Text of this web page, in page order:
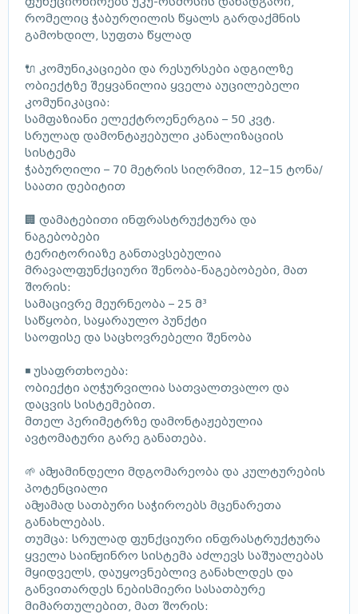
რომელიც ჭაბურღილის წყალს გარდაქმნის
გამოხდილ, სუფთა წყლად
🔌 კომუნიკაციები და რესურსები ადგილზე
ობიექტზე შეყვანილია ყველა აუცილებელი
კომუნიკაცია:
სამფაზიანი ელექტროენერგია – 50 კვტ.
სრულად დამონტაჟებული კანალიზაციის
სისტემა
ჭაბურღილი – 70 მეტრის სიღრმით, 12–15 ტონა/
საათი დებიტით
🏢 დამატებითი ინფრასტრუქტურა და
ნაგებობები
ტერიტორიაზე განთავსებულია
მრავალფუნქციური შენობა-ნაგებობები, მათ
შორის:
სამაცივრე მეურნეობა – 25 მ³
საწყობი, საყარაულო პუნქტი
საოფისე და საცხოვრებელი შენობა
◾ უსაფრთხოება:
ობიექტი აღჭურვილია სათვალთვალო და
დაცვის სისტემებით.
მთელ პერიმეტრზე დამონტაჟებულია
ავტომატური გარე განათება.
🌱 ამჟამინდელი მდგომარეობა და კულტურების
პოტენციალი
ამჟამად სათბური საჭიროებს მცენარეთა
განახლებას.
თუმცა: სრულად ფუნქციური ინფრასტრუქტურა
ყველა საინჟინრო სისტემა აძლევს საშუალებას
მყიდველს, დაუყოვნებლივ განახლდეს და
განვითარდეს ნებისმიერი სასათბურე
მიმართულებით, მათ შორის: